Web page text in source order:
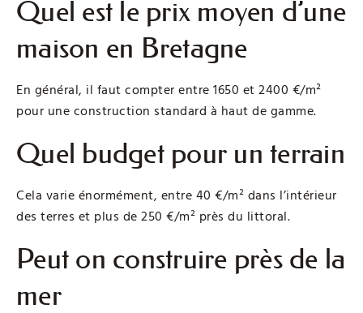
Quel est le prix moyen d’une
maison en Bretagne
En général, il faut compter entre 1650 et 2400 €/m²
pour une construction standard à haut de gamme.
Quel budget pour un terrain
Cela varie énormément, entre 40 €/m² dans l’intérieur
des terres et plus de 250 €/m² près du littoral.
Peut on construire près de la
mer